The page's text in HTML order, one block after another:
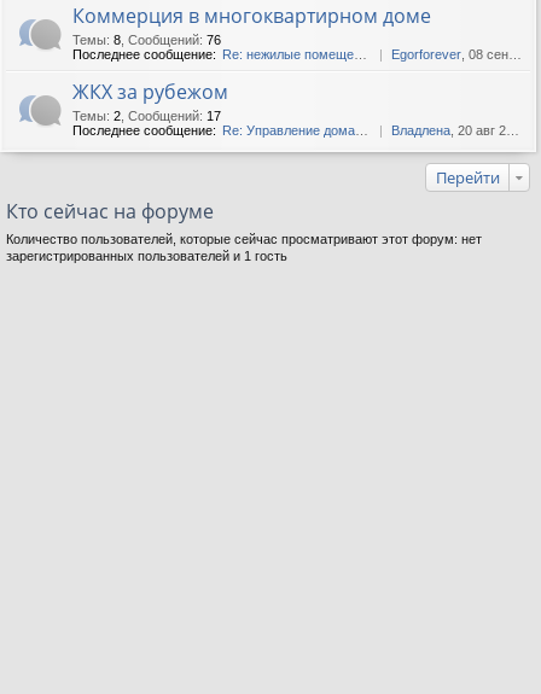
Коммерция в многоквартирном доме
Темы: 8 Сообщений: 76
Последнее сообщение: Re: нежилые помещения Egorforever , 08 сен 2018, 17:16
ЖКХ за рубежом
Темы: 2 Сообщений: 17
Последнее сообщение: Re: Управление домами в Укр... Владлена , 20 авг 2018, 13:23
Перейти
Кто сейчас на форуме
Количество пользователей, которые сейчас просматривают этот форум: нет
зарегистрированных пользователей и 1 гость